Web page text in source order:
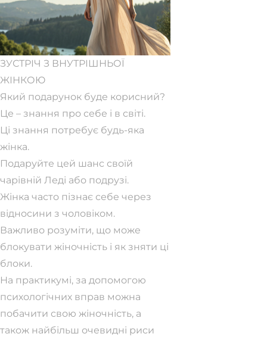
ЗУСТРІЧ З ВНУТРІШНЬОЇ
ЖІНКОЮ
Який подарунок буде корисний?
Це – знання про себе і в світі.
Ці знання потребує будь-яка
жінка.
Подаруйте цей шанс своїй
чарівній Леді або подрузі.
Жінка часто пізнає себе через
відносини з чоловіком.
Важливо розуміти, що може
блокувати жіночність і як зняти ці
блоки.
На практикумі, за допомогою
психологічних вправ можна
побачити свою жіночність, а
також найбільш очевидні риси